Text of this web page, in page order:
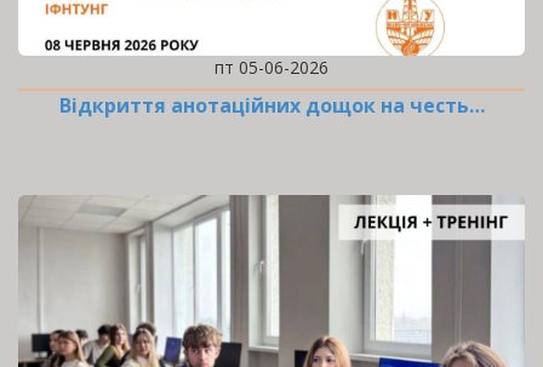
пт 05-06-2026
Відкриття анотаційних дощок на честь…